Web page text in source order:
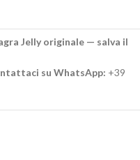
Jelly originale — salva il
su WhatsApp: +39